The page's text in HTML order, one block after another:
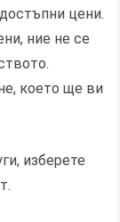
цени.
ние не се
което ще ви
изберете